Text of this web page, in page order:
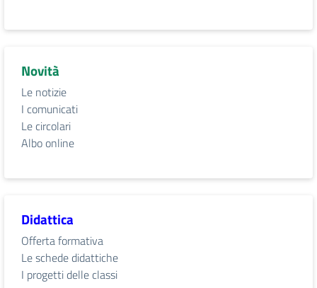
Novità
Le notizie
I comunicati
Le circolari
Albo online
Didattica
Offerta formativa
Le schede didattiche
I progetti delle classi